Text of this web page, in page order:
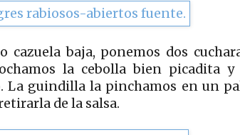
cazuela baja, ponemos dos
la cebolla bien picadita
La guindilla la pinchamos en un
de la salsa.